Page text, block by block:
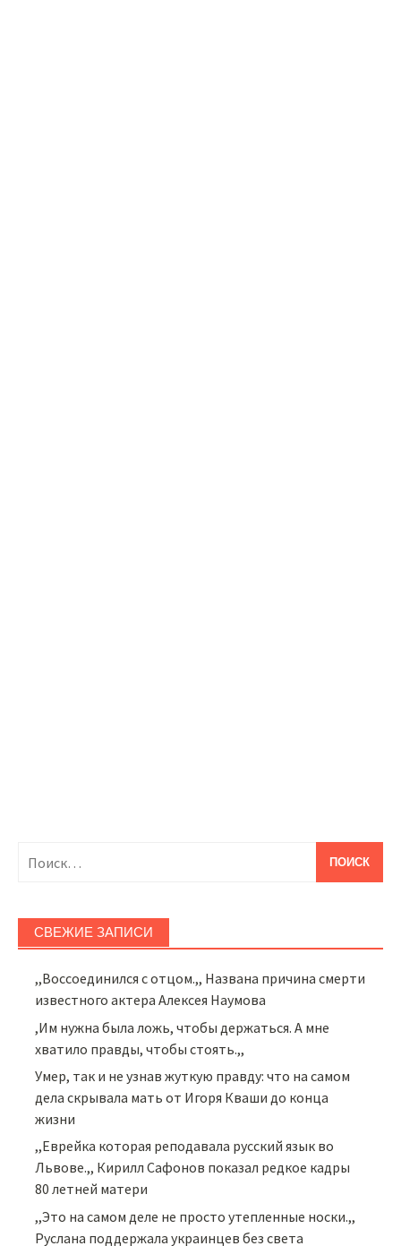
СВЕЖИЕ ЗАПИСИ
,,Воссоединился с отцом.,, Названа причина смерти
известного актера Алексея Наумова
,Им нужна была ложь, чтобы держаться. А мне
хватило правды, чтобы стоять.,,
Умер, так и не узнав жуткую правду: что на самом
дела скрывала мать от Игоря Кваши до конца
жизни
,,Еврейка которая реподавала русский язык во
Львове.,, Кирилл Сафонов показал редкое кадры
80 летней матери
,,Это на самом деле не просто утепленные носки.,,
Руслана поддержала украинцев без света